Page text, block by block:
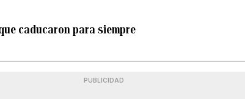
caducaron para siempre
PUBLICIDAD